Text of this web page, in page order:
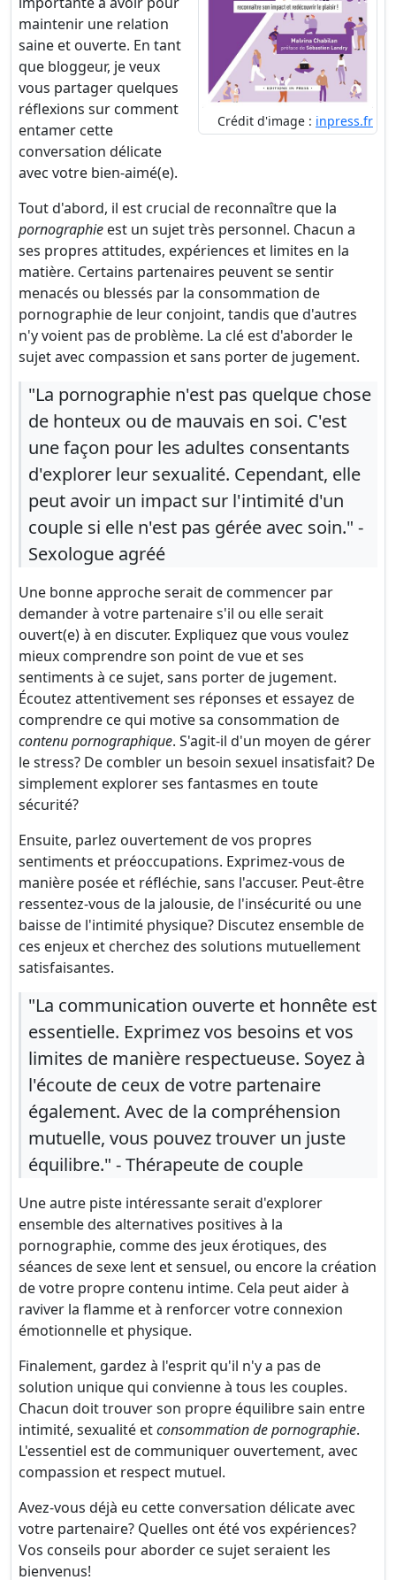
Crédit d'image : inpress.fr
maintenir une relation
saine et ouverte. En tant
que bloggeur, je veux
vous partager quelques
réflexions sur comment
entamer cette
conversation délicate
avec votre bien-aimé(e).
Tout d'abord, il est crucial de reconnaître que la
pornographie est un sujet très personnel. Chacun a
ses propres attitudes, expériences et limites en la
matière. Certains partenaires peuvent se sentir
menacés ou blessés par la consommation de
pornographie de leur conjoint, tandis que d'autres
n'y voient pas de problème. La clé est d'aborder le
sujet avec compassion et sans porter de jugement.
"La pornographie n'est pas quelque chose
de honteux ou de mauvais en soi. C'est
une façon pour les adultes consentants
d'explorer leur sexualité. Cependant, elle
peut avoir un impact sur l'intimité d'un
couple si elle n'est pas gérée avec soin." -
Sexologue agréé
Une bonne approche serait de commencer par
demander à votre partenaire s'il ou elle serait
ouvert(e) à en discuter. Expliquez que vous voulez
mieux comprendre son point de vue et ses
sentiments à ce sujet, sans porter de jugement.
Écoutez attentivement ses réponses et essayez de
comprendre ce qui motive sa consommation de
contenu pornographique. S'agit-il d'un moyen de gérer
le stress? De combler un besoin sexuel insatisfait? De
simplement explorer ses fantasmes en toute
sécurité?
Ensuite, parlez ouvertement de vos propres
sentiments et préoccupations. Exprimez-vous de
manière posée et réfléchie, sans l'accuser. Peut-être
ressentez-vous de la jalousie, de l'insécurité ou une
baisse de l'intimité physique? Discutez ensemble de
ces enjeux et cherchez des solutions mutuellement
satisfaisantes.
"La communication ouverte et honnête est
essentielle. Exprimez vos besoins et vos
limites de manière respectueuse. Soyez à
l'écoute de ceux de votre partenaire
également. Avec de la compréhension
mutuelle, vous pouvez trouver un juste
équilibre." - Thérapeute de couple
Une autre piste intéressante serait d'explorer
ensemble des alternatives positives à la
pornographie, comme des jeux érotiques, des
séances de sexe lent et sensuel, ou encore la création
de votre propre contenu intime. Cela peut aider à
raviver la flamme et à renforcer votre connexion
émotionnelle et physique.
Finalement, gardez à l'esprit qu'il n'y a pas de
solution unique qui convienne à tous les couples.
Chacun doit trouver son propre équilibre sain entre
intimité, sexualité etconsommation de pornographie.
L'essentiel est de communiquer ouvertement, avec
compassion et respect mutuel.
Avez-vous déjà eu cette conversation délicate avec
votre partenaire? Quelles ont été vos expériences?
Vos conseils pour aborder ce sujet seraient les
bienvenus!